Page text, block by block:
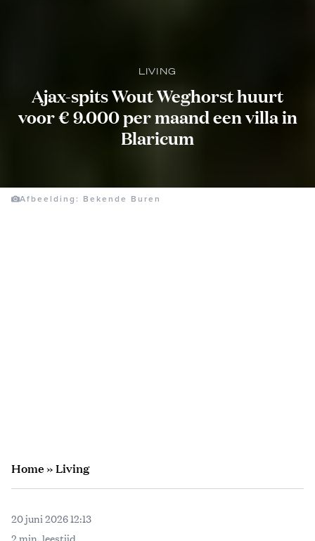
LIVING
Ajax-spits Wout Weghorst huurt
voor € 9.000 per maand een villa in
Blaricum
Afbeelding: Bekende Buren
Home»Living
20 juni 2026 12:13
2 min. leestijd